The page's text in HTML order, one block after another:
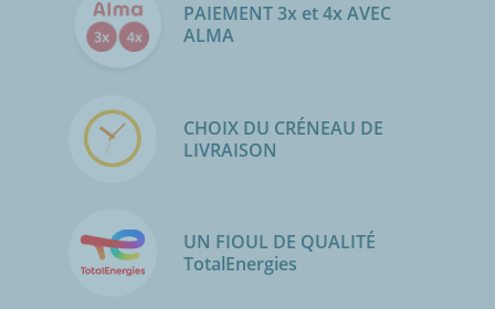
PAIEMENT 3x et 4x AVEC
ALMA
CHOIX DU CRÉNEAU DE
LIVRAISON
UN FIOUL DE QUALITÉ
TotalEnergies